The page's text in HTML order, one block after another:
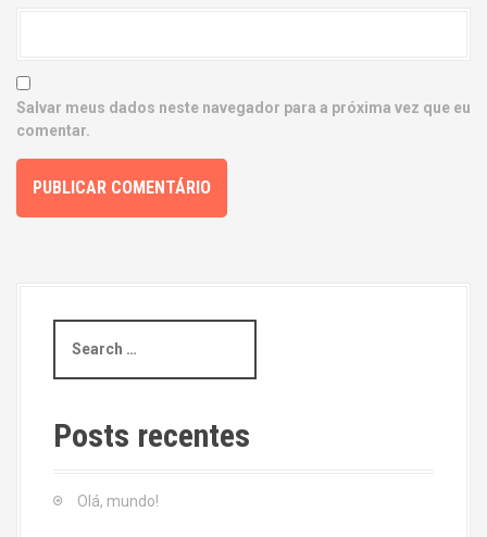
Salvar meus dados neste navegador para a próxima vez que eu
comentar.
a
c
h
Posts recentes
Olá, mundo!